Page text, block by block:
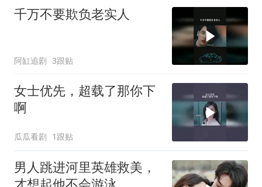
千万不要欺负老实人
阿缸追剧 3跟贴
女士优先，超载了那你下
啊
瓜瓜看剧 1跟贴
男人跳进河里英雄救美，